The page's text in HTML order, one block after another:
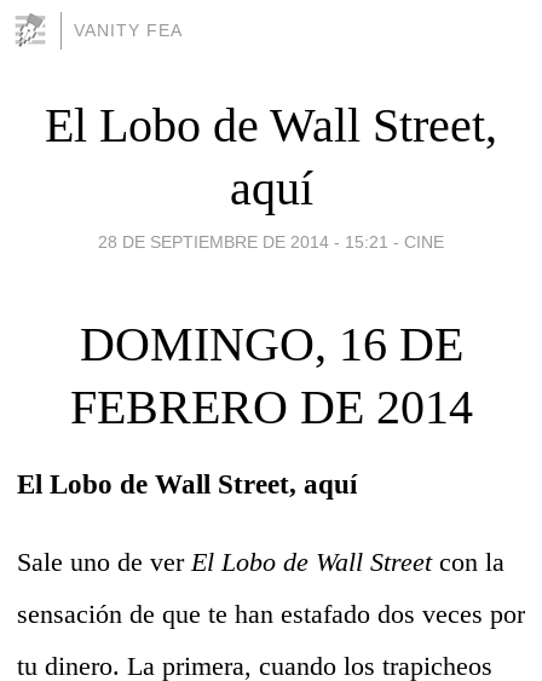
VANITY FEA
El Lobo de Wall Street,
aquí
28 DE SEPTIEMBRE DE 2014 - 15:21 - CINE
DOMINGO, 16 DE
FEBRERO DE 2014
El Lobo de Wall Street, aquí
Sale uno de verEl Lobo de Wall Streetcon la
sensación de que te han estafado dos veces por
tu dinero. La primera, cuando los trapicheos